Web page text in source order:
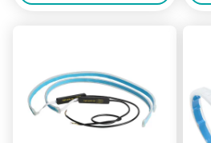
Amber Flexibles LED